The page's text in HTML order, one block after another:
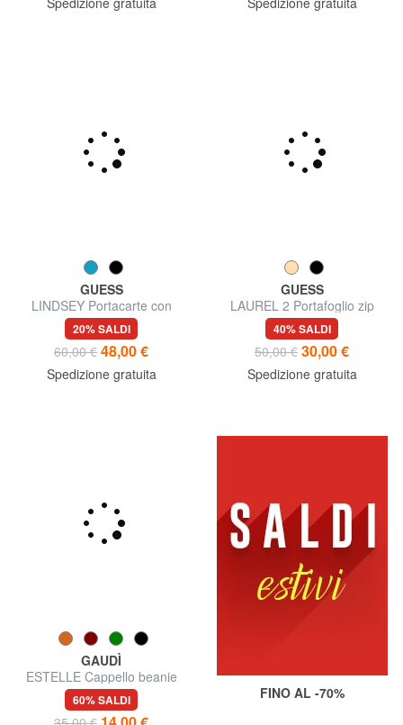
70,00 € 56,00 € 50,00 € 30,00 €
GUESS
LINDSEY Portacarte con
portamonete
20% SALDI
GUESS
LAUREL 2 Portafoglio zip
around piccolo
40% SALDI
GAUDÌ
ESTELLE Cappello beanie
con risvolto
60% SALDI